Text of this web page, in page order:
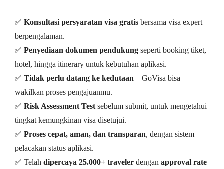
✅ Konsultasi persyaratan visa gratis bersama visa expert
berpengalaman.
✅ Penyediaan dokumen pendukung seperti booking tiket,
hotel, hingga itinerary untuk kebutuhan aplikasi.
✅ Tidak perlu datang ke kedutaan – GoVisa bisa
wakilkan proses pengajuanmu.
✅ Risk Assessment Test sebelum submit, untuk mengetahui
tingkat kemungkinan visa disetujui.
✅ Proses cepat, aman, dan transparan, dengan sistem
pelacakan status aplikasi.
✅ Telah dipercaya 25.000+ traveler dengan approval rate